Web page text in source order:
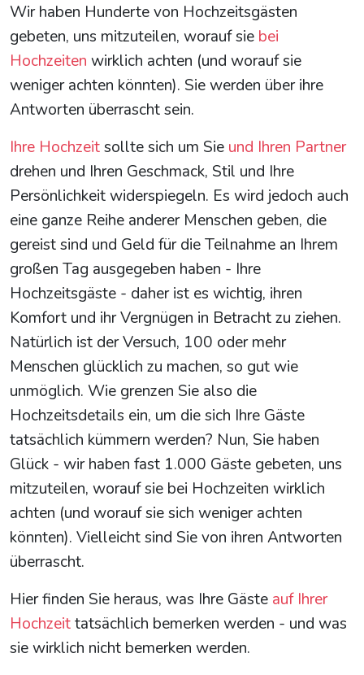
Wir haben Hunderte von Hochzeitsgästen
gebeten, uns mitzuteilen, worauf sie bei
Hochzeiten wirklich achten (und worauf sie
weniger achten könnten). Sie werden über ihre
Antworten überrascht sein.
Ihre Hochzeitsollte sich um Sie und Ihren Partner
drehen und Ihren Geschmack, Stil und Ihre
Persönlichkeit widerspiegeln. Es wird jedoch auch
eine ganze Reihe anderer Menschen geben, die
gereist sind und Geld für die Teilnahme an Ihrem
großen Tag ausgegeben haben - Ihre
Hochzeitsgäste - daher ist es wichtig, ihren
Komfort und ihr Vergnügen in Betracht zu ziehen.
Natürlich ist der Versuch, 100 oder mehr
Menschen glücklich zu machen, so gut wie
unmöglich. Wie grenzen Sie also die
Hochzeitsdetails ein, um die sich Ihre Gäste
tatsächlich kümmern werden? Nun, Sie haben
Glück - wir haben fast 1.000 Gäste gebeten, uns
mitzuteilen, worauf sie bei Hochzeiten wirklich
achten (und worauf sie sich weniger achten
könnten). Vielleicht sind Sie von ihren Antworten
überrascht.
Hier finden Sie heraus, was Ihre Gäste auf Ihrer
Hochzeittatsächlich bemerken werden - und was
sie wirklich nicht bemerken werden.